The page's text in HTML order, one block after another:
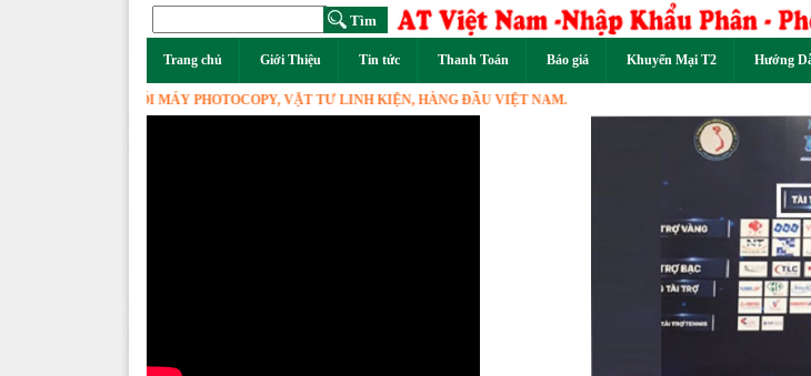
Trang chủ Giới Thiệu Tin tức Thanh Toán Báo giá Khuyến Mại T2 Hướng
- PHÂN PHỐI MÁY PHOTOCOPY, VẬT TƯ LINH KIỆN, HÀNG ĐẦU VIỆT NAM.